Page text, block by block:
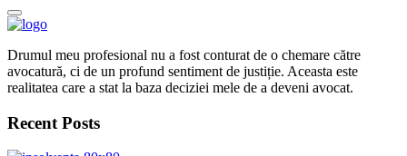
Drumul meu profesional nu a fost conturat de o chemare către
avocatură, ci de un profund sentiment de justiție. Aceasta este
realitatea care a stat la baza deciziei mele de a deveni avocat.
Recent Posts